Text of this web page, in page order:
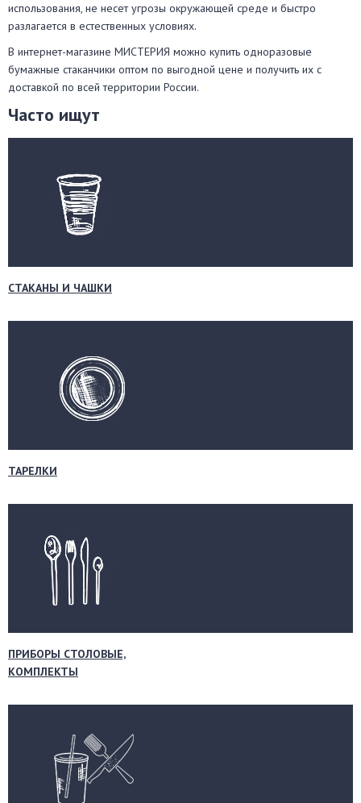
использования, не несет угрозы окружающей среде и быстро
разлагается в естественных условиях.
В интернет-магазине МИСТЕРИЯ можно купить одноразовые
бумажные стаканчики оптом по выгодной цене и получить их с
доставкой по всей территории России.
Часто ищут
СТАКАНЫ И ЧАШКИ
ТАРЕЛКИ
ПРИБОРЫ СТОЛОВЫЕ,
КОМПЛЕКТЫ